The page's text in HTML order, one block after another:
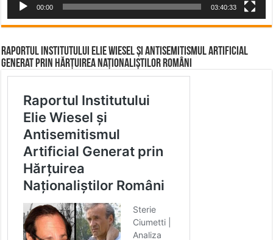
00:00 03:40:33
Raportul Institutului Elie Wiesel și Antisemitismul Artificial
Generat prin Hărțuirea Naționaliștilor Români